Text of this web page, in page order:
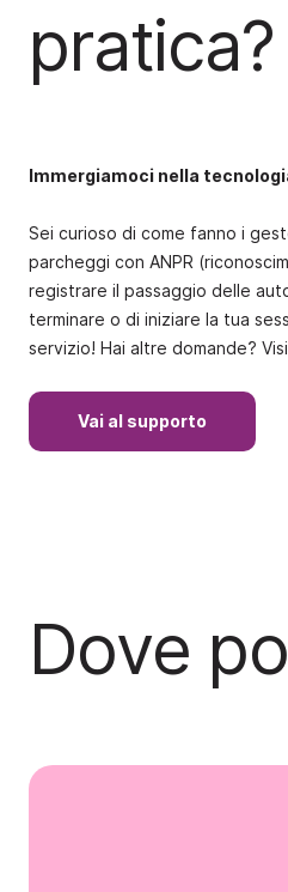
pratica?
Immergiamoci nella
Sei curioso di come fanno i
parcheggi con ANPR
registrare il passaggio delle
terminare o di iniziare la tua
servizio! Hai altre domande?
Vai al supporto
Dove